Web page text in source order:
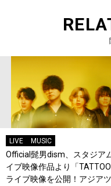
LIVE MUSIC
Official髭男dism、スタジア
イブ映像作品より「TATTOO
ライブ映像を公開！アジア